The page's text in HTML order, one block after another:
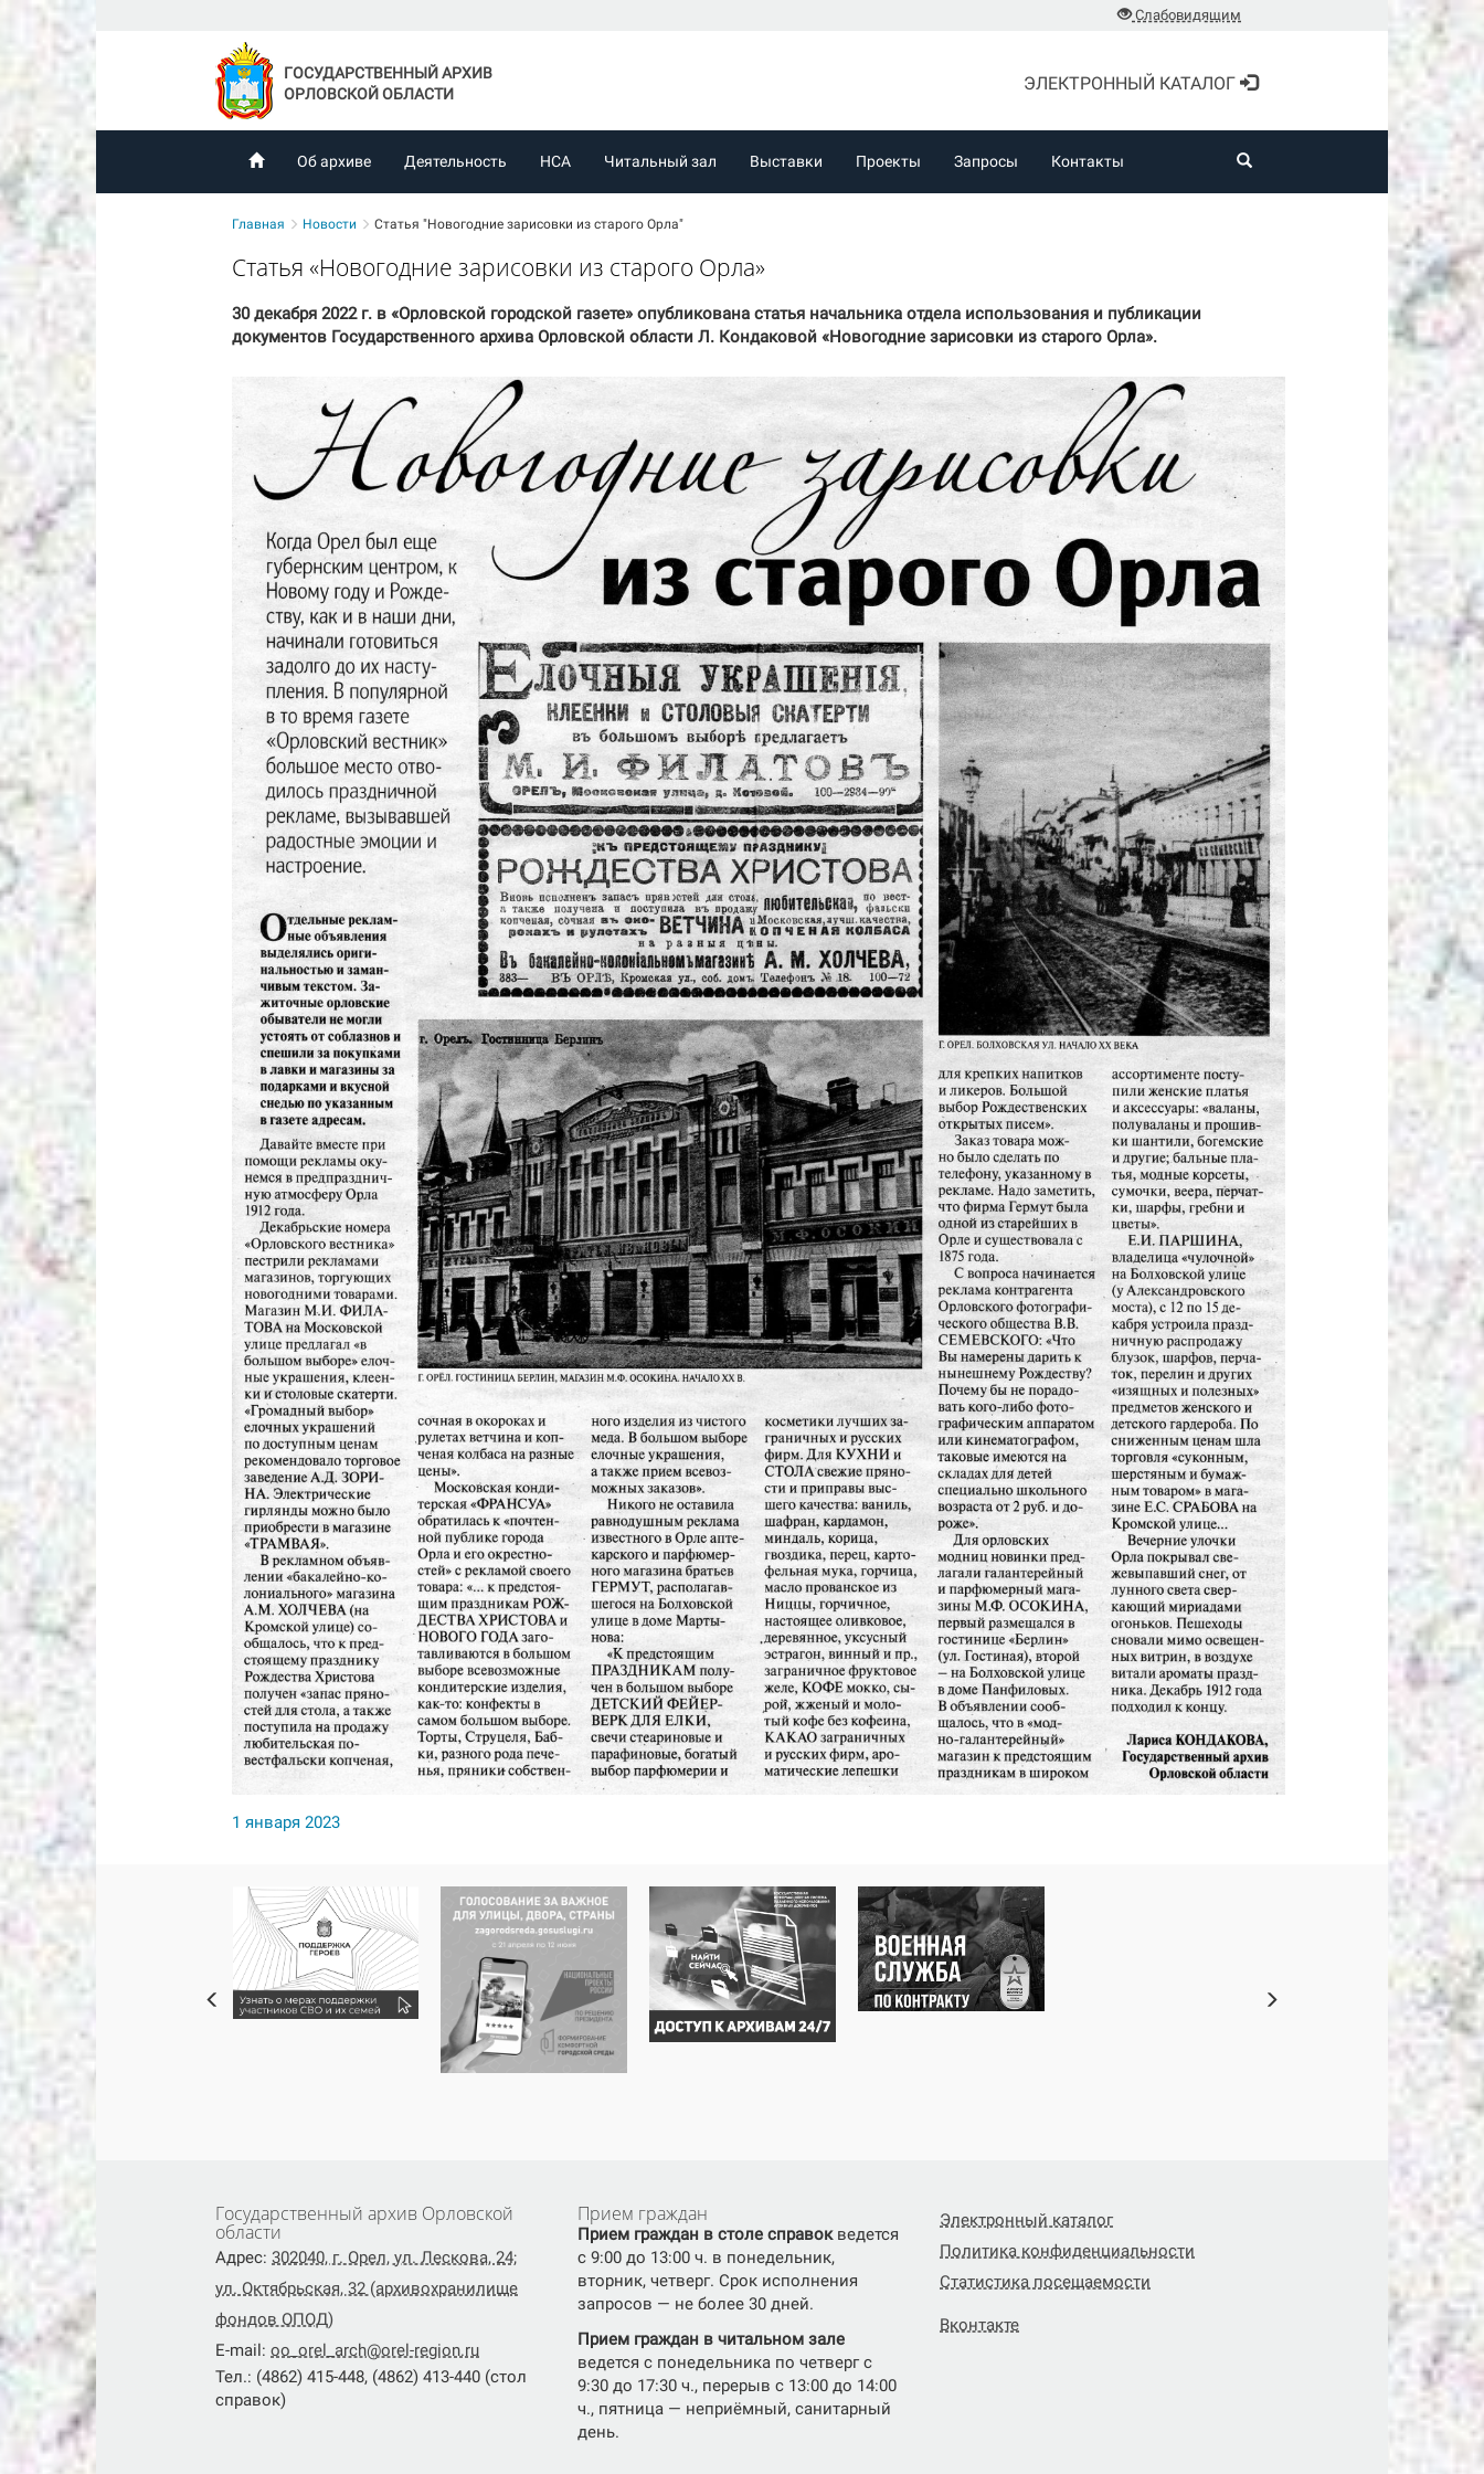
Слабовидящим
ГОСУДАРСТВЕННЫЙ АРХИВ
ОРЛОВСКОЙ ОБЛАСТИ
ЭЛЕКТРОННЫЙ КАТАЛОГ
Об архиве Деятельность НСА Читальный зал Выставки Проекты Запросы Контакты
Главная Новости Статья "Новогодние зарисовки из старого Орла"
Статья «Новогодние зарисовки из старого Орла»
30 декабря 2022 г. в «Орловской городской газете» опубликована статья начальника отдела использования и публикации
документов Государственного архива Орловской области Л. Кондаковой «Новогодние зарисовки из старого Орла».
1 января 2023
Государственный архив Орловской
области
Адрес: 302040, г. Орел, ул. Лескова, 24;
ул. Октябрьская, 32 (архивохранилище
фондов ОПОД)
E-mail: oo_orel_arch@orel-region.ru
Тел.: (4862) 415-448, (4862) 413-440 (стол
справок)
Прием граждан
Прием граждан в столе справокведется
с 9:00 до 13:00 ч. в понедельник,
вторник, четверг. Срок исполнения
запросов — не более 30 дней.
Прием граждан в читальном зале
ведется с понедельника по четверг с
9:30 до 17:30 ч., перерыв с 13:00 до 14:00
ч., пятница — неприёмный, санитарный
день.
Электронный каталог
Политика конфиденциальности
Статистика посещаемости
Вконтакте